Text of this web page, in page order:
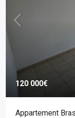
120 000€
Appartement